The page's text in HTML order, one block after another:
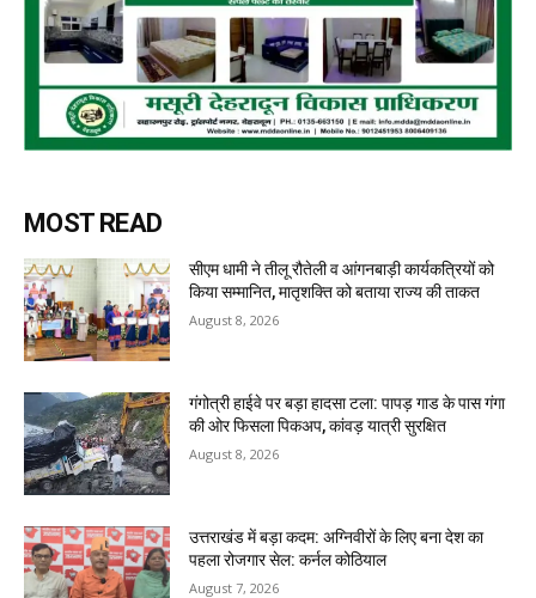
MOST READ
सीएम धामी ने तीलू रौतेली व आंगनबाड़ी कार्यकत्रियों को
किया सम्मानित, मातृशक्ति को बताया राज्य की ताकत
August 8, 2026
गंगोत्री हाईवे पर बड़ा हादसा टला: पापड़ गाड के पास गंगा
की ओर फिसला पिकअप, कांवड़ यात्री सुरक्षित
August 8, 2026
उत्तराखंड में बड़ा कदम: अग्निवीरों के लिए बना देश का
पहला रोजगार सेल: कर्नल कोठियाल
August 7, 2026